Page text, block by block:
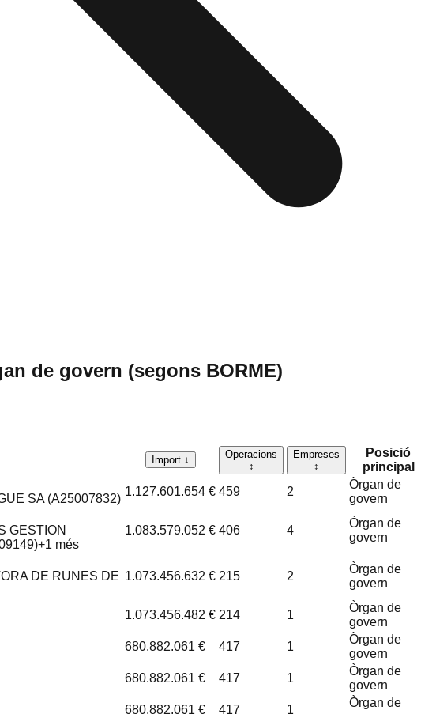
de govern (segons BORME)
Import ↓
Operacions
↕
Empreses
↕
Posició
principal
SA (A25007832)
1.127.601.654 € 459 2
Òrgan de
govern
GESTION
+1 més
1.083.579.052 € 406 4
Òrgan de
govern
DE RUNES DE 1.073.456.632 € 215 2
Òrgan de
govern
1.073.456.482 € 214 1
Òrgan de
govern
680.882.061 € 417 1
Òrgan de
govern
680.882.061 € 417 1
Òrgan de
govern
680.882.061 € 417 1
Òrgan de